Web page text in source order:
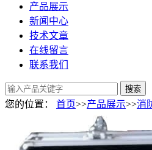
产品展示
新闻中心
技术文章
在线留言
联系我们
您的位置： 首页>>产品展示>>消